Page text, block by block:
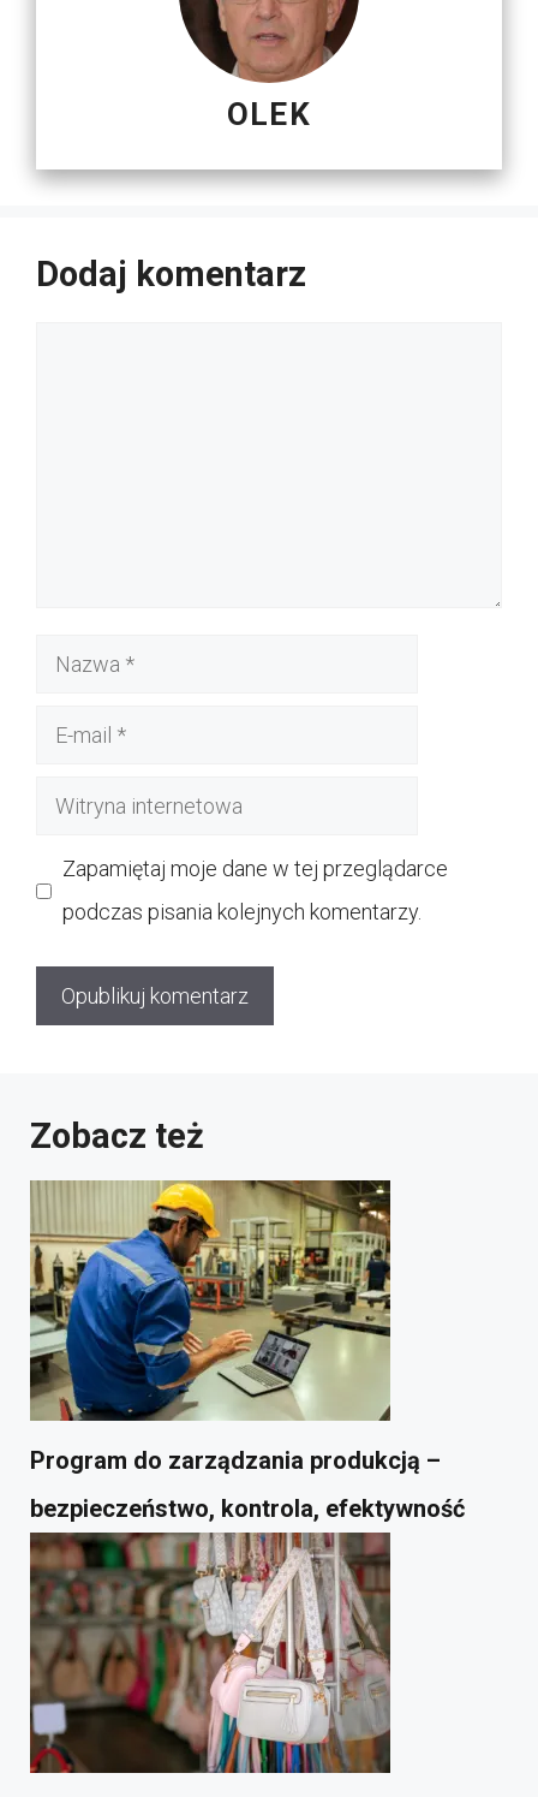
OLEK
Dodaj komentarz
Nazwa
Witryna
Zapamiętaj moje dane w tej przeglądarce
podczas pisania kolejnych komentarzy.
Zobacz też
Program do zarządzania produkcją –
bezpieczeństwo, kontrola, efektywność